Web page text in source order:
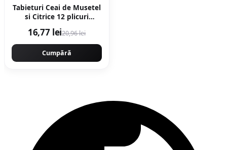
Tabieturi Ceai de Musetel
si Citrice 12 plicuri
16,77 lei20,96 lei
Cumpără